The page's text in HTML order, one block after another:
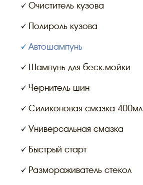
Очиститель кузова
Полироль кузова
Автошампунь
Шампунь для беск.мойки
Чернитель шин
Силиконовая смазка 400мл
Универсальная смазка
Быстрый старт
Размораживатель стекол